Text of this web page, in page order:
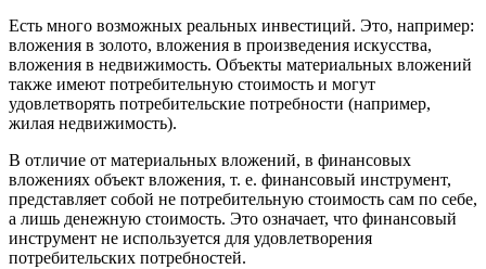
Есть много возможных реальных инвестиций. Это, например:
вложения в золото, вложения в произведения искусства,
вложения в недвижимость. Объекты материальных вложений
также имеют потребительную стоимость и могут
удовлетворять потребительские потребности (например,
жилая недвижимость).
В отличие от материальных вложений, в финансовых
вложениях объект вложения, т. е. финансовый инструмент,
представляет собой не потребительную стоимость сам по себе,
а лишь денежную стоимость. Это означает, что финансовый
инструмент не используется для удовлетворения
потребительских потребностей.